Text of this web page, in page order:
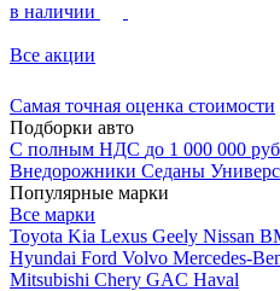
в наличии
Все акции
Самая точная оценка стоимости
Подборки авто
С полным НДС до 1 000 000
Внедорожники Седаны
Популярные марки
Все марки
Toyota Kia Lexus Geely Nissan
Hyundai Ford Volvo Mercedes-
Mitsubishi Chery GAC Haval